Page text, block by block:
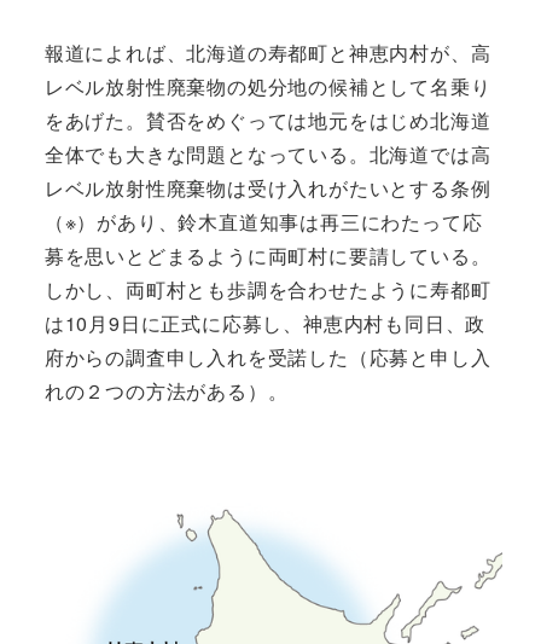
報道によれば、北海道の寿都町と神恵内村が、高
レベル放射性廃棄物の処分地の候補として名乗り
をあげた。賛否をめぐっては地元をはじめ北海道
全体でも大きな問題となっている。北海道では高
レベル放射性廃棄物は受け入れがたいとする条例
（※）があり、鈴木直道知事は再三にわたって応
募を思いとどまるように両町村に要請している。
しかし、両町村とも歩調を合わせたように寿都町
は10月9日に正式に応募し、神恵内村も同日、政
府からの調査申し入れを受諾した（応募と申し入
れの２つの方法がある）。